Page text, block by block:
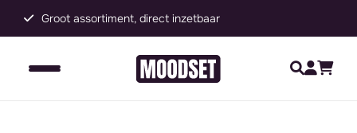
Groot assortiment, direct inzetbaar